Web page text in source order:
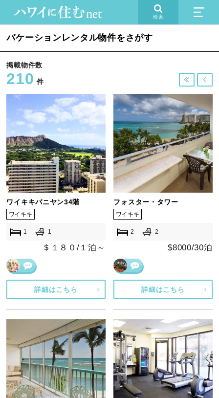
検索
バケーションレンタル物件をさがす
掲載物件数
210 件  
ワイキキバニヤン34階
ワイキキ
1 1
＄１８０/１泊～
詳細はこちら
フォスター・タワー
ワイキキ
2 2
$8000/30泊
詳細はこちら